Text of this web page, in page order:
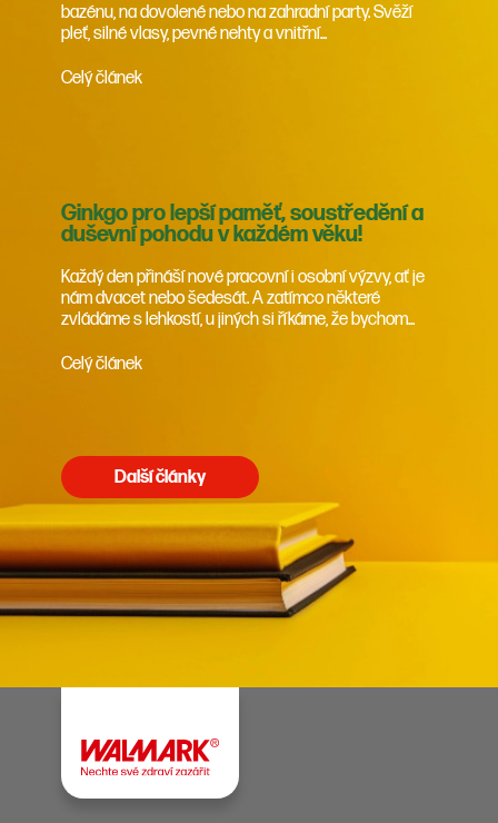
bazénu, na dovolené nebo na zahradní party. Svěží
pleť, silné vlasy, pevné nehty a vnitřní...
Celý článek
Ginkgo pro lepší paměť, soustředění a
duševní pohodu v každém věku!
Každý den přináší nové pracovní i osobní výzvy, ať je
nám dvacet nebo šedesát. A zatímco některé
zvládáme s lehkostí, u jiných si říkáme, že bychom...
Celý článek
Další články